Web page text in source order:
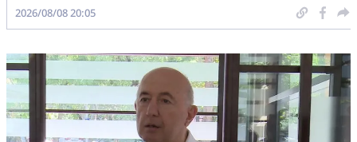
2026/08/08 20:05